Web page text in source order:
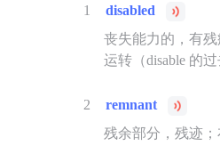
1
disabled
丧失能力的，有
运转（disable 的
2
remnant
残余部分，残迹